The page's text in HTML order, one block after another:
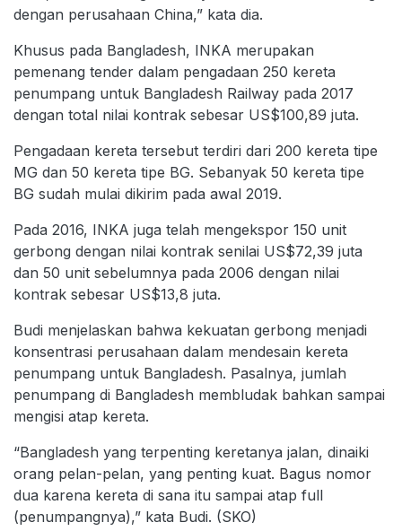
dengan perusahaan China,” kata dia.
Khusus pada Bangladesh, INKA merupakan
pemenang tender dalam pengadaan 250 kereta
penumpang untuk Bangladesh Railway pada 2017
dengan total nilai kontrak sebesar US$100,89 juta.
Pengadaan kereta tersebut terdiri dari 200 kereta tipe
MG dan 50 kereta tipe BG. Sebanyak 50 kereta tipe
BG sudah mulai dikirim pada awal 2019.
Pada 2016, INKA juga telah mengekspor 150 unit
gerbong dengan nilai kontrak senilai US$72,39 juta
dan 50 unit sebelumnya pada 2006 dengan nilai
kontrak sebesar US$13,8 juta.
Budi menjelaskan bahwa kekuatan gerbong menjadi
konsentrasi perusahaan dalam mendesain kereta
penumpang untuk Bangladesh. Pasalnya, jumlah
penumpang di Bangladesh membludak bahkan sampai
mengisi atap kereta.
“Bangladesh yang terpenting keretanya jalan, dinaiki
orang pelan-pelan, yang penting kuat. Bagus nomor
dua karena kereta di sana itu sampai atap full
(penumpangnya),” kata Budi. (SKO)